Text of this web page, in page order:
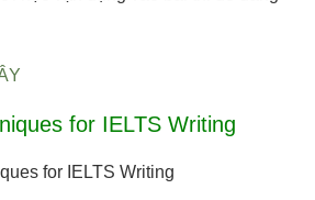
for IELTS Writing